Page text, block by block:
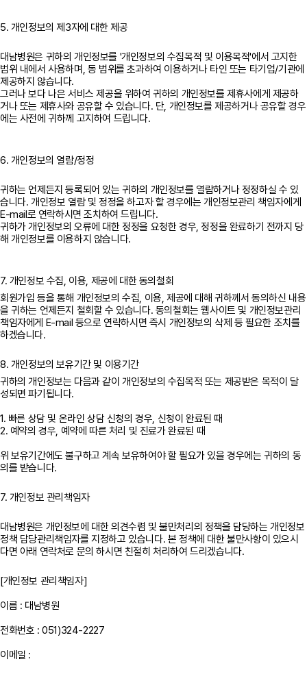
5. 개인정보의 제3자에 대한 제공
대남병원은 귀하의 개인정보를 '개인정보의 수집목적 및 이용목적'에서 고지한
범위 내에서 사용하며, 동 범위를 초과하여 이용하거나 타인 또는 타기업/기관에
제공하지 않습니다.
그러나 보다 나은 서비스 제공을 위하여 귀하의 개인정보를 제휴사에게 제공하
거나 또는 제휴사와 공유할 수 있습니다. 단, 개인정보를 제공하거나 공유할 경우
에는 사전에 귀하께 고지하여 드립니다.
6. 개인정보의 열람/정정
귀하는 언제든지 등록되어 있는 귀하의 개인정보를 열람하거나 정정하실 수 있
습니다. 개인정보 열람 및 정정을 하고자 할 경우에는 개인정보관리 책임자에게
E-mail로 연락하시면 조치하여 드립니다.
귀하가 개인정보의 오류에 대한 정정을 요청한 경우, 정정을 완료하기 전까지 당
해 개인정보를 이용하지 않습니다.
7. 개인정보 수집, 이용, 제공에 대한 동의철회
회원가입 등을 통해 개인정보의 수집, 이용, 제공에 대해 귀하께서 동의하신 내용
을 귀하는 언제든지 철회할 수 있습니다. 동의철회는 웹사이트 및 개인정보관리
책임자에게 E-mail 등으로 연락하시면 즉시 개인정보의 삭제 등 필요한 조치를
8. 개인정보의 보유기간 및 이용기간
귀하의 개인정보는 다음과 같이 개인정보의 수집목적 또는 제공받은 목적이 달
성되면 파기됩니다.
1. 빠른 상담 및 온라인 상담 신청의 경우, 신청이 완료된 때
2. 예약의 경우, 예약에 따른 처리 및 진료가 완료된 때
위 보유기간에도 불구하고 계속 보유하여야 할 필요가 있을 경우에는 귀하의 동
7. 개인정보 관리책임자
대남병원은 개인정보에 대한 의견수렴 및 불만처리의 정책을 담당하는 개인정보
정책 담당관리책임자를 지정하고 있습니다. 본 정책에 대한 불만사항이 있으시
다면 아래 연락처로 문의 하시면 친절히 처리하여 드리겠습니다.
[개인정보 관리책임자]
이름 : 대남병원
전화번호 : 051)324-2227
이메일 :